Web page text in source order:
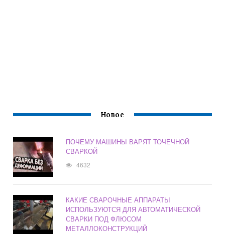
Новое
ПОЧЕМУ МАШИНЫ ВАРЯТ ТОЧЕЧНОЙ
СВАРКОЙ
4632
КАКИЕ СВАРОЧНЫЕ АППАРАТЫ
ИСПОЛЬЗУЮТСЯ ДЛЯ АВТОМАТИЧЕСКОЙ
СВАРКИ ПОД ФЛЮСОМ
МЕТАЛЛОКОНСТРУКЦИЙ